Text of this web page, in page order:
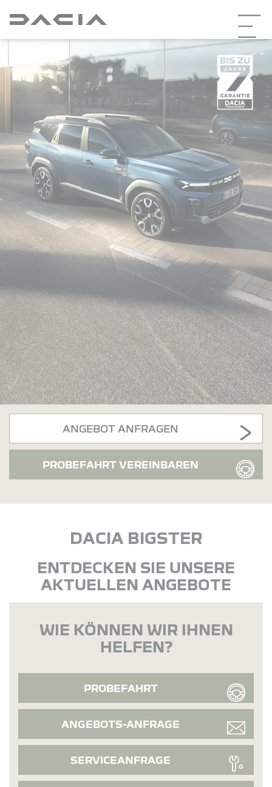
ANGEBOT ANFRAGEN
PROBEFAHRT VEREINBAREN
DACIA BIGSTER
ENTDECKEN SIE UNSERE
AKTUELLEN ANGEBOTE
WIE KÖNNEN WIR IHNEN
HELFEN?
PROBEFAHRT
ANGEBOTS-ANFRAGE
SERVICEANFRAGE